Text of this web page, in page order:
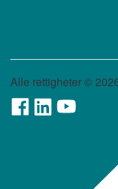
Alle rettigheter ©